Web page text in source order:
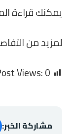
يمكنك قراءة
لمزيد من
Views:0
مشاركة الخبر: